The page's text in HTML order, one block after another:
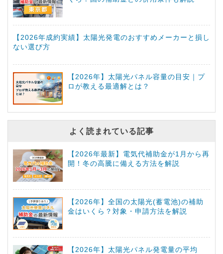
【2026年成約実績】太陽光発電のおすすめメーカーと損し
ない選び方
【2026年】太陽光パネル容量の目安｜プ
ロが教える最適解とは？
よく読まれている記事
【2026年最新】電気代補助金が1月から再
開！冬の高騰に備える方法を解説
【2026年】全国の太陽光(蓄電池)の補助
金はいくら？対象・申請方法を解説
【2026年】太陽光パネル発電量の平均